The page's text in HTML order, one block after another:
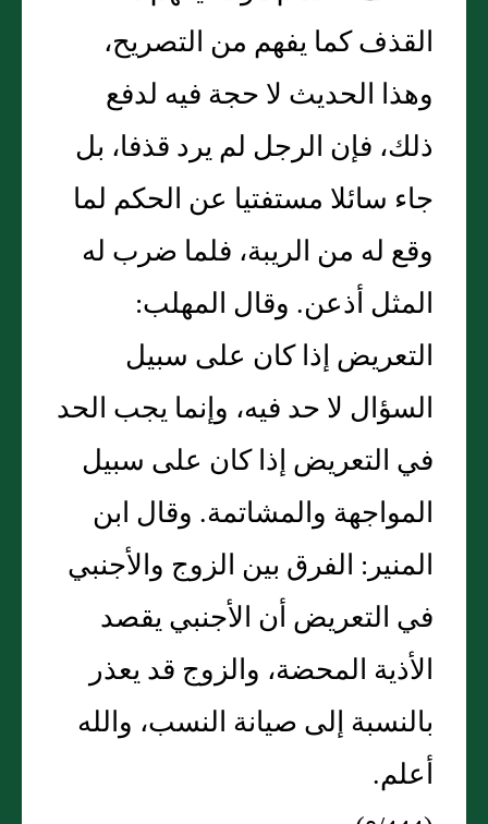
القذف كما يفهم من التصريح،
وهذا الحديث لا حجة فيه لدفع
ذلك، فإن الرجل لم يرد قذفا، بل
جاء سائلا مستفتيا عن الحكم لما
وقع له من الريبة، فلما ضرب له
المثل أذعن. وقال المهلب:
التعريض إذا كان على سبيل
السؤال لا حد فيه، وإنما يجب الحد
في التعريض إذا كان على سبيل
المواجهة والمشاتمة. وقال ابن
المنير: الفرق بين الزوج والأجنبي
في التعريض أن الأجنبي يقصد
الأذية المحضة، والزوج قد يعذر
بالنسبة إلى صيانة النسب، والله
أعلم.